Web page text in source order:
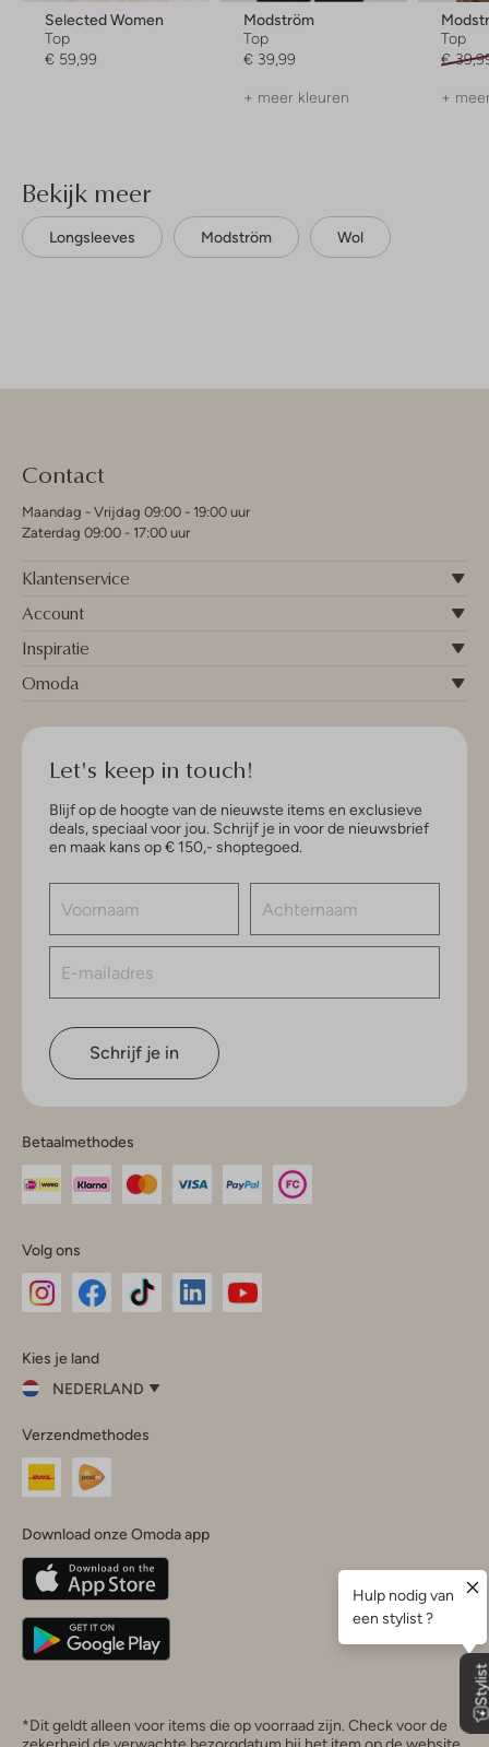
Selected Women
Top
€ 59,99
Modström
Top
€ 39,99
+ meer kleuren
Top
€
+
Bekijk meer
Longsleeves Modström Wol
Contact
Maandag - Vrijdag 09:00 - 19:00 uur
Zaterdag 09:00 - 17:00 uur
Klantenservice
Account
Inspiratie
Omoda
Let's keep in touch!
Blijf op de hoogte van de nieuwste items en exclusieve
deals, speciaal voor jou. Schrijf je in voor de nieuwsbrief
en maak kans op € 150,- shoptegoed.
Schrijf je in
Betaalmethodes
Volg ons
InstagramFacebook
Kies je land
NEDERLAND
je
land
Nederland
Belgique(Français)
Deutschland
Verzendmethodes
Download onze Omoda app
*Dit geldt alleen voor items die op voorraad zijn. Check voor de